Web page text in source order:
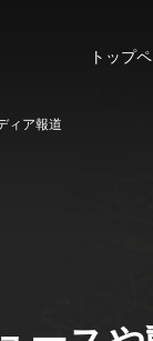
トップ
ィア報道